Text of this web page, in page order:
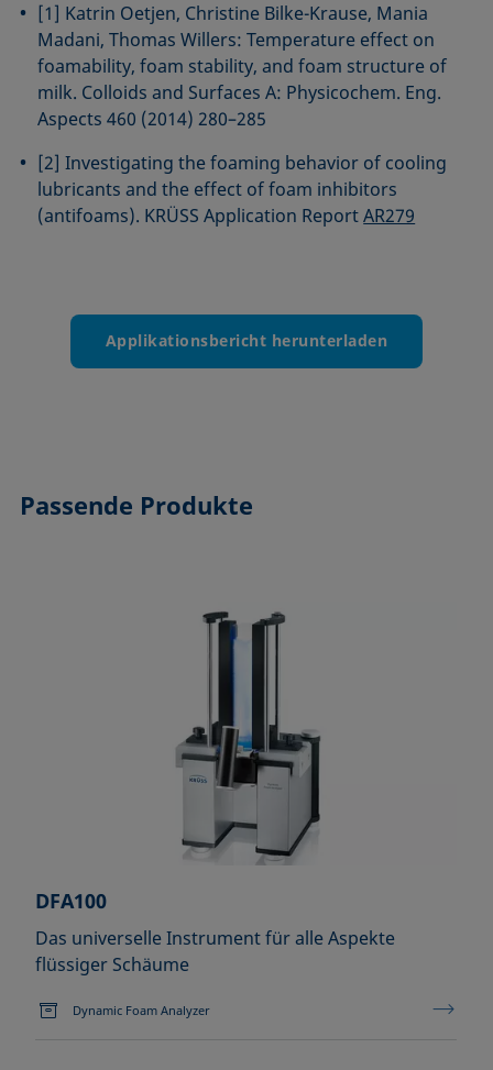
[1] Katrin Oetjen, Christine Bilke-Krause, Mania
Madani, Thomas Willers: Temperature effect on
foamability, foam stability, and foam structure of
milk. Colloids and Surfaces A: Physicochem. Eng.
Aspects 460 (2014) 280–285
[2] Investigating the foaming behavior of cooling
lubricants and the effect of foam inhibitors
(antifoams). KRÜSS Application ReportAR279
Applikationsbericht herunterladen
Passende Produkte
DFA100
Das universelle Instrument für alle Aspekte
flüssiger Schäume
Dynamic Foam Analyzer